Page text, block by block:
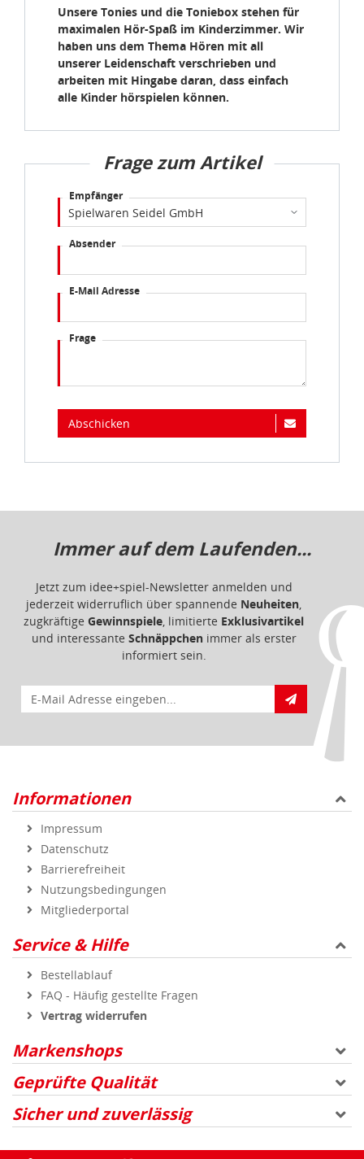
Unsere Tonies und die Toniebox stehen für
maximalen Hör-Spaß im Kinderzimmer. Wir
haben uns dem Thema Hören mit all
unserer Leidenschaft verschrieben und
arbeiten mit Hingabe daran, dass einfach
alle Kinder hörspielen können.
Frage zum Artikel
Empfänger
Absender
E-Mail Adresse
Frage
Abschicken
Immer auf dem Laufenden...
Jetzt zum idee+spiel-Newsletter anmelden und
jederzeit widerruflich über spannende Neuheiten,
zugkräftige Gewinnspiele, limitierte Exklusivartikel
und interessante Schnäppchenimmer als erster
informiert sein.
E-Mail für Newsletteranmeldung
Informationen
Impressum
Datenschutz
Barrierefreiheit
Nutzungsbedingungen
Mitgliederportal
Service & Hilfe
Bestellablauf
FAQ - Häufig gestellte Fragen
Vertrag widerrufen
Markenshops
Geprüfte Qualität
Sicher und zuverlässig